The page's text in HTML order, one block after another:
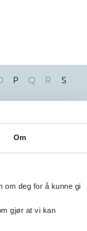
Om
om deg for å kunne gi
gjør at vi kan
P Q R S